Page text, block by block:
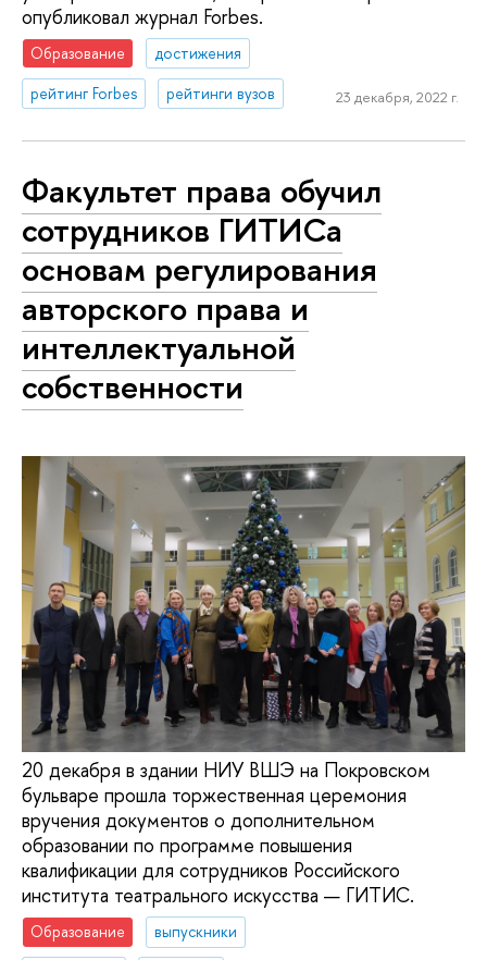
опубликовал журнал Forbes.
Образование
достижения
рейтинг Forbes
рейтинги вузов 23 декабря, 2022 г.
Факультет права обучил
сотрудников ГИТИСа
основам регулирования
авторского права и
интеллектуальной
собственности
20 декабря в здании НИУ ВШЭ на Покровском
бульваре прошла торжественная церемония
вручения документов о дополнительном
образовании по программе повышения
квалификации для сотрудников Российского
института театрального искусства — ГИТИС.
Образование
выпускники